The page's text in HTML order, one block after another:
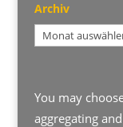
Archiv
Archiv
You may
aggregating